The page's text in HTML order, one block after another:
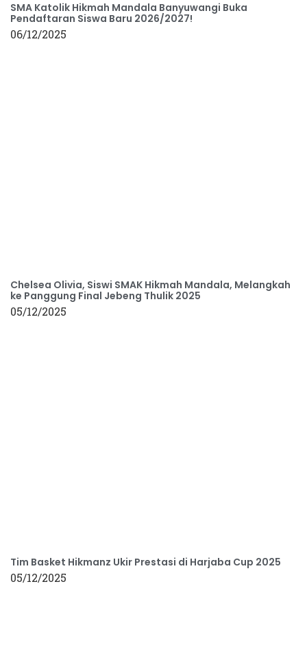
SMA Katolik Hikmah Mandala Banyuwangi Buka
Pendaftaran Siswa Baru 2026/2027!
06/12/2025
Chelsea Olivia, Siswi SMAK Hikmah Mandala, Melangkah
ke Panggung Final Jebeng Thulik 2025
05/12/2025
Tim Basket Hikmanz Ukir Prestasi di Harjaba Cup 2025
05/12/2025